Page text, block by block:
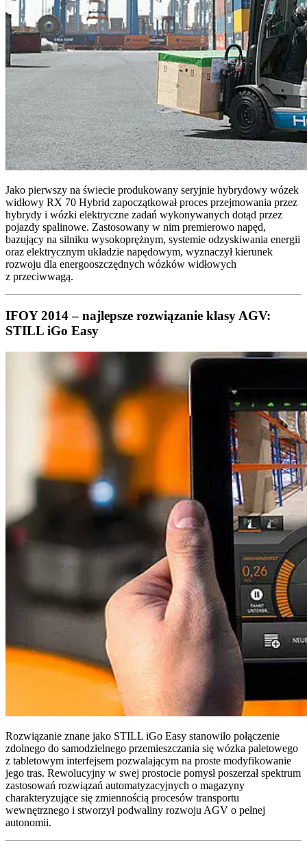
Jako pierwszy na świecie produkowany seryjnie hybrydowy wózek
widłowy RX 70 Hybrid zapoczątkował proces przejmowania przez
hybrydy i wózki elektryczne zadań wykonywanych dotąd przez
pojazdy spalinowe. Zastosowany w nim premierowo napęd,
bazujący na silniku wysokoprężnym, systemie odzyskiwania energii
oraz elektrycznym układzie napędowym, wyznaczył kierunek
rozwoju dla energooszczędnych wózków widłowych
z przeciwwagą.
IFOY 2014 – najlepsze rozwiązanie klasy AGV:
STILL iGo Easy
Rozwiązanie znane jako STILL iGo Easy stanowiło połączenie
zdolnego do samodzielnego przemieszczania się wózka paletowego
z tabletowym interfejsem pozwalającym na proste modyfikowanie
jego tras. Rewolucyjny w swej prostocie pomysł poszerzał spektrum
zastosowań rozwiązań automatyzacyjnych o magazyny
charakteryzujące się zmiennością procesów transportu
wewnętrznego i stworzył podwaliny rozwoju AGV o pełnej
autonomii.